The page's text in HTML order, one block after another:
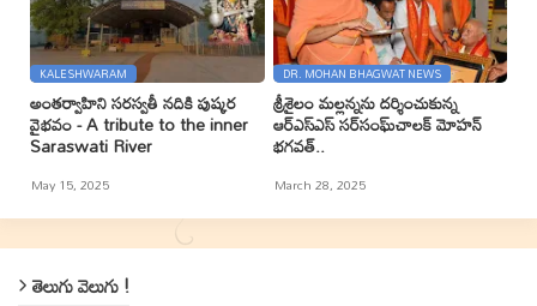
KALESHWARAM
అంతర్వాహిని సరస్వతీ నదికి పుష్కర
వైభవం - A tribute to the inner
Saraswati River
May 15, 2025
DR. MOHAN BHAGWAT NEWS
శ్రీశైలం మల్లన్నను దర్శించుకున్న
ఆర్ఎస్ఎస్ సర్‌సంఘ్‌చాలక్ మోహన్
భగవత్..
March 28, 2025
తెలుగు వెలుగు !